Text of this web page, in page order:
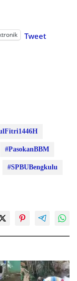
Tweet
#PasokanBBM
#SPBUBengkulu